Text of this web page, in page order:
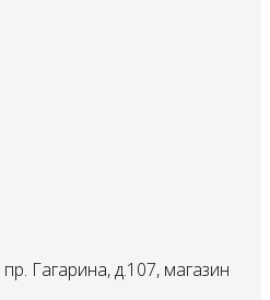
Гагарина, д.107, магазин